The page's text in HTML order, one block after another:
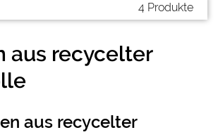
4 Produkte
aus recycelter
aus recycelter